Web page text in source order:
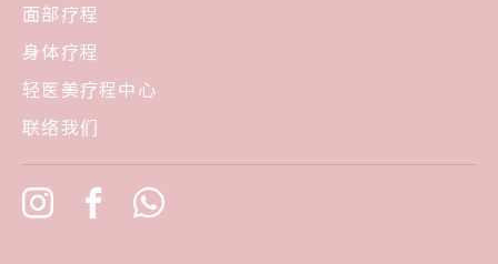
面部疗程
身体疗程
轻医美疗程中心
联络我们